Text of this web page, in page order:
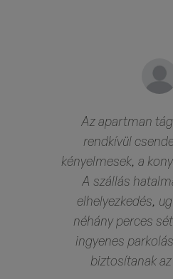
Az apartman
rendkívül
kényelmesek, a
A szállás
elhelyezkedés,
néhány perces
ingyenes
biztosítanak
Rugalmas
rendezett szállás.
Kedves,
apartman tiszta
Kisgyermekkel
ajánlani
szálláshely- még
kaptam, és a
is adtak. A gyerekek
a játszóteret a